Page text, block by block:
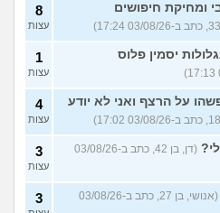
ומחיקת חיפושים
8
עצות
יסמין פלוס 1
עצות
על הרצף ואני לא יודע
4
עצות
(דן, בן 42, כתב ב-03/08/26
3
עצות
(אנושי, בן 27, כתב ב-03/08/26
3